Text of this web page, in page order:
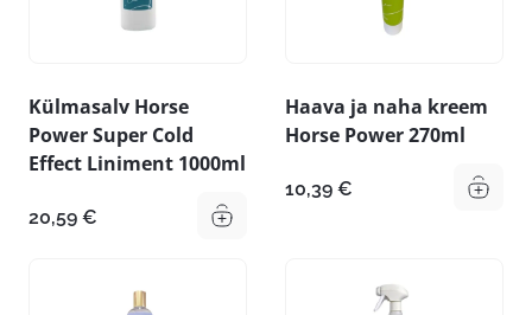
Külmasalv Horse
Power Super Cold
Effect Liniment 1000ml
20,59 €
Haava ja naha kreem
Horse Power 270ml
10,39 €